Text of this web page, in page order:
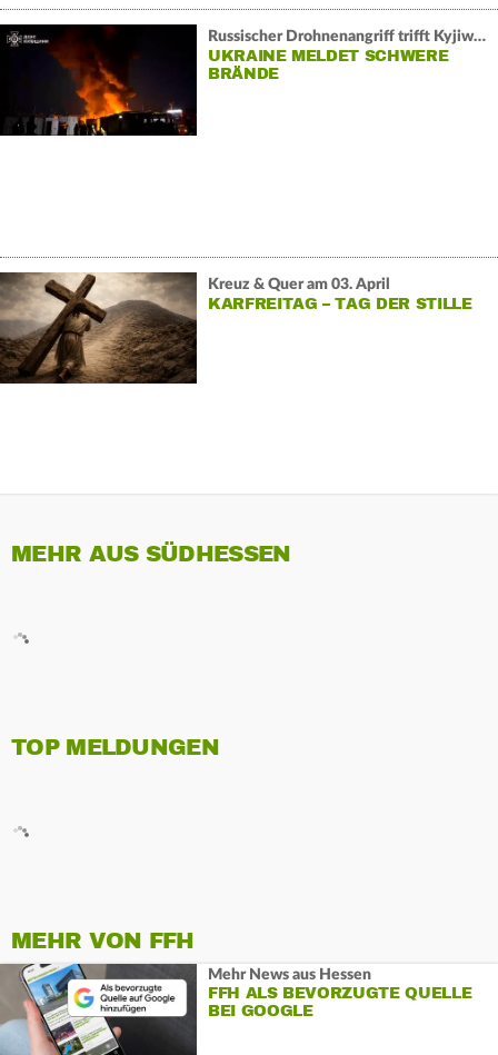
Russischer Drohnenangriff trifft Kyjiw und Mykolajiw:
UKRAINE MELDET SCHWERE
BRÄNDE
Kreuz & Quer am 03. April
KARFREITAG – TAG DER STILLE
MEHR AUS SÜDHESSEN
TOP MELDUNGEN
MEHR VON FFH
Mehr News aus Hessen
FFH ALS BEVORZUGTE QUELLE
BEI GOOGLE